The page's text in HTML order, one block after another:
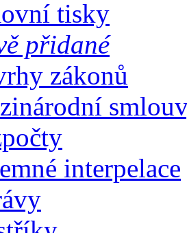
tisky
přidané
zákonů
interpelace